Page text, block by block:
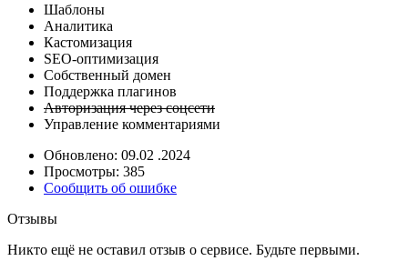
Шаблоны
Аналитика
Кастомизация
SEO-оптимизация
Собственный домен
Поддержка плагинов
Авторизация через соцсети
Управление комментариями
Обновлено: 09.02 .2024
Просмотры: 385
Сообщить об ошибке
Отзывы
Никто ещё не оставил отзыв о сервисе. Будьте первыми.